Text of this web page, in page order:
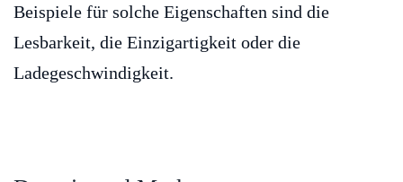
Beispiele für solche Eigenschaften sind die
Lesbarkeit, die Einzigartigkeit oder die
Ladegeschwindigkeit.